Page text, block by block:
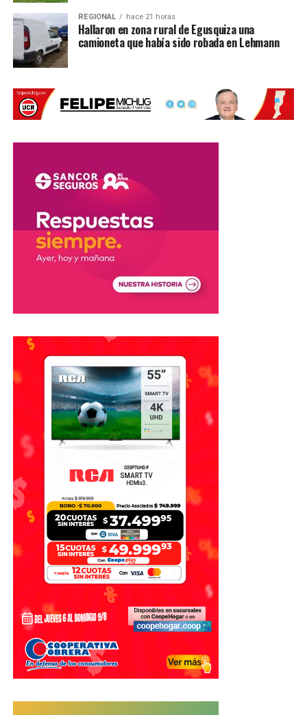
Una despedida tras la final del
Mundial
El defensor también hizo referencia a la derrota ante
«El destino quiso que mi
último partido fuera una
final del mundo. No fue el
resultado que queríamos,
pero me voy con la cabeza
en alto porque este grupo
lo intentó hasta el último
segundo».
Además, remarcó que nunca dejó de esforzarse por la
Selección.
«Nunca me guardé una
gota de esfuerzo, nunca
dejé de creer y nunca dejé
de sentir esta camiseta
como el mayor honor de mi
vida».
Un mensaje para sus compañeros y
los hinchas
En su despedida, Otamendi también alentó a las nuevas
generaciones del seleccionado a mantener la ilusión de
REGIONAL hace 21 horas
Hallaron en zona rural de Egusquiza una
camioneta que había sido robada en Lehmann